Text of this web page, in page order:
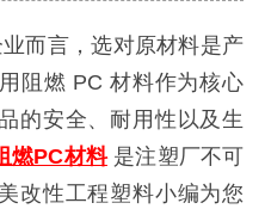
而言，选对原材料是产
阻燃 PC 材料作为核心
的安全、耐用性以及生
燃PC材料 是注塑厂不可
改性工程塑料小编为您